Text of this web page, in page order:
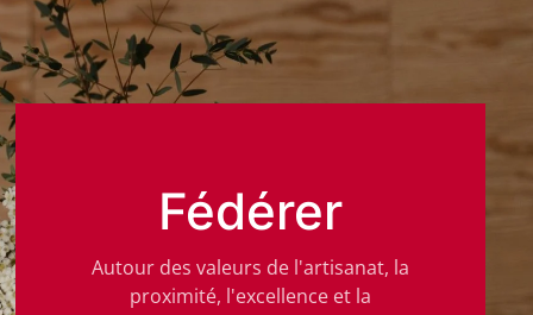
Fédérer
Autour des valeurs de l'artisanat, la
proximité, l'excellence et la